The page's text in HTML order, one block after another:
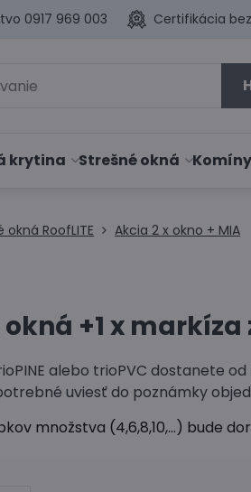
0917 969 003 Certifikácia
krytina Strešné okná Komíny
okná RoofLITE Akcia 2 x okno + MIA
+1 x
alebo trioPVC dostanete
uviesť do poznámky
množstva (4,6,8,10,...) bude